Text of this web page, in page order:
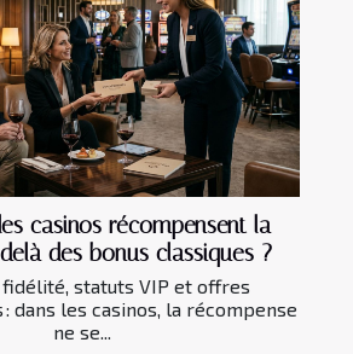
casinos récompensent la
des bonus classiques ?
fidélité, statuts VIP et offres
dans les casinos, la récompense
ne se...